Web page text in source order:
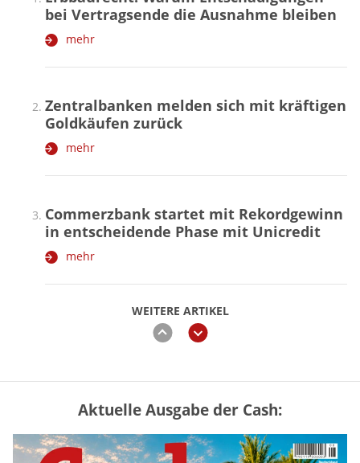
WEITERE ARTIKEL
zurückweiter
bei Vertragsende die Ausnahme bleiben
mehr
Zentralbanken melden sich mit kräftigen
Goldkäufen zurück
mehr
Commerzbank startet mit Rekordgewinn
in entscheidende Phase mit Unicredit
mehr
Mütterrente III Tabelle: So viel Renten-
Nachzahlung ist pro Kind möglich
mehr
Aktuelle Ausgabe der Cash: